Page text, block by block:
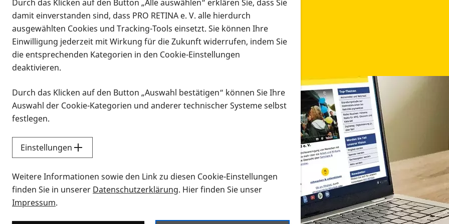
Infomaterial
Infomaterial
Vorlesen
Alle Infomaterialien in verschiedenen Formaten an
Sie möchten wissen, wie Sie nach Infonmaterial suchen und dieses bestellen bzw. herunterladen
Durch das Klicken auf den Button „Alle auswählen“ erklären Sie, dass Sie
damit einverstanden sind, dass PRO RETINA e. V. alle hierdurch
ausgewählten Cookies und Tracking-Tools einsetzt. Sie können Ihre
Einwilligung jederzeit mit Wirkung für die Zukunft widerrufen, indem Sie
die entsprechenden Kategorien in den Cookie-Einstellungen
deaktivieren.
Durch das Klicken auf den Button „Auswahl bestätigen“ können Sie Ihre
Auswahl der Cookie-Kategorien und anderer technischer Systeme selbst
festlegen.
Einstellungen
Weitere Informationen sowie den Link zu diesen Cookie-Einstellungen
finden Sie in unserer Datenschutzerklärung. Hier finden Sie unser
Impressum.